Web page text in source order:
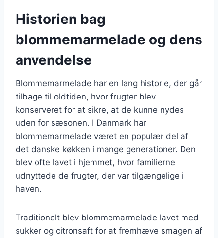
Historien bag
blommemarmelade og dens
anvendelse
Blommemarmelade har en lang historie, der går
tilbage til oldtiden, hvor frugter blev
konserveret for at sikre, at de kunne nydes
uden for sæsonen. I Danmark har
blommemarmelade været en populær del af
det danske køkken i mange generationer. Den
blev ofte lavet i hjemmet, hvor familierne
udnyttede de frugter, der var tilgængelige i
haven.
Traditionelt blev blommemarmelade lavet med
sukker og citronsaft for at fremhæve smagen af